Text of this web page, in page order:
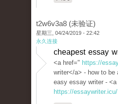
t2w6v3a8 (未验证)
星期三, 04/24/2019 - 22:42
永久连接
cheapest essay
<a href=" https://
writer</a> - how to be
easy essay writer - <a
https://essaywriter.icu/